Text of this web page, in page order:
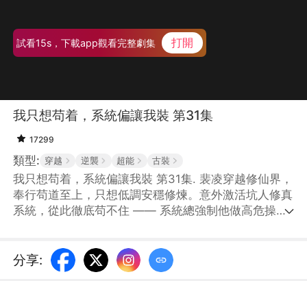
試看15s，下載app觀看完整劇集 打開
我只想苟着，系統偏讓我裝 第31集
17299
類型: 穿越 逆襲 超能 古裝
我只想苟着，系統偏讓我裝 第31集. 裴凌穿越修仙界，
奉行苟道至上，只想低調安穩修煉。意外激活坑人修真
系統，從此徹底苟不住 —— 系統總強制他做高危操
開掛、強勢逆襲，在宗門爭鬥、仙魔大戰中不斷暴露實
力，從鹹魚小人物，一步步成爲攪動諸天的頂尖強者。
分享: